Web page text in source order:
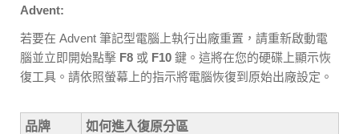
Advent:
若要在 Advent 筆記型電腦上執行出廠重置，請重新啟動電
腦並立即開始點擊 F8 或 F10 鍵。這將在您的硬碟上顯示恢
復工具。請依照螢幕上的指示將電腦恢復到原始出廠設定。
品牌 如何進入復原分區